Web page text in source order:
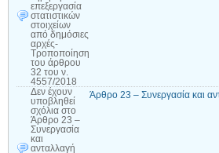
επεξεργασία
στατιστικών
στοιχείων
από δημόσιες
αρχές-
Τροποποίηση
του άρθρου
32 του ν.
4557/2018
Δεν έχουν
υποβληθεί
σχόλια στο
Άρθρο 23 –
Συνεργασία
και
ανταλλαγή
Άρθρο 23 – Συνεργασία και